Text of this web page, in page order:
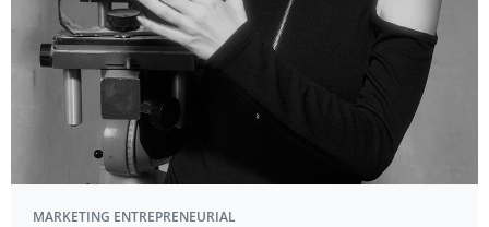
MARKETING ENTREPRENEURIAL